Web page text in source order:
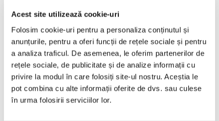
Acest site utilizează cookie-uri
Folosim cookie-uri pentru a personaliza conținutul și
anunțurile, pentru a oferi funcții de rețele sociale și pentru
a analiza traficul. De asemenea, le oferim partenerilor de
rețele sociale, de publicitate și de analize informații cu
privire la modul în care folosiți site-ul nostru. Aceștia le
pot combina cu alte informații oferite de dvs. sau culese
în urma folosirii serviciilor lor.
Arhivă
August 2026
Iulie 2026
Iunie 2026